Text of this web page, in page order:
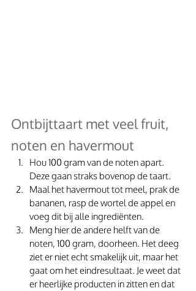
Ontbijttaart met veel fruit,
noten en havermout
Hou 100 gram van de noten apart.
Deze gaan straks bovenop de taart.
Maal het havermout tot meel, prak de
bananen, rasp de wortel de appel en
voeg dit bij alle ingrediënten.
Meng hier de andere helft van de
noten, 100 gram, doorheen. Het deeg
ziet er niet echt smakelijk uit, maar het
gaat om het eindresultaat. Je weet dat
er heerlijke producten in zitten en dat